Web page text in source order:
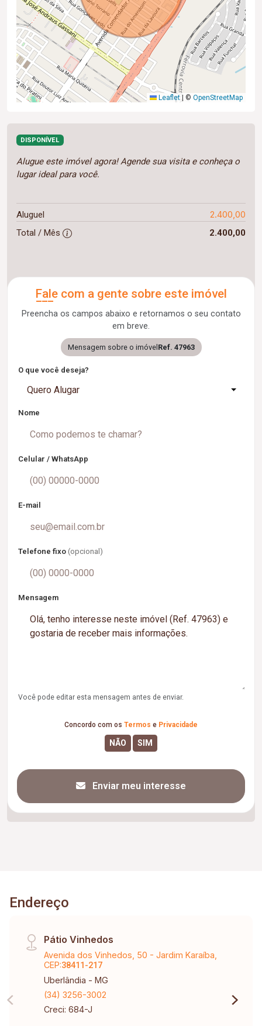
Leaflet | © OpenStreetMap
DISPONÍVEL
Alugue este imóvel agora! Agende sua visita e conheça o
lugar ideal para você.
Aluguel 2.400,00
Total / Mês 2.400,00
Fale com a gente sobre este imóvel
Preencha os campos abaixo e retornamos o seu contato
em breve.
Mensagem sobre o imóvelRef. 47963
O que você deseja?
Quero Alugar
Nome
Celular / WhatsApp
E-mail
Telefone fixo (opcional)
Mensagem
Você pode editar esta mensagem antes de enviar.
Concordo com os Termos e Privacidade
Enviar meu interesse
Endereço
Pátio Vinhedos
Avenida dos Vinhedos, 50 - Jardim Karaíba,
CEP:38411-217
Uberlândia - MG
(34) 3256-3002
Creci: 684-J